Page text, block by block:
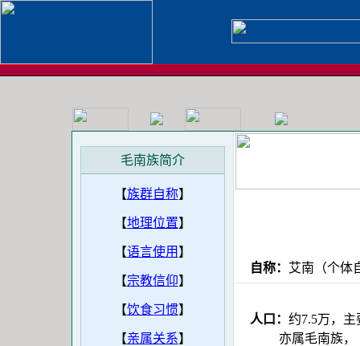
毛南族简介
【族群自称】
【地理位置】
【语言使用 】
【宗教信仰】
【饮食习惯】
【亲属关系】
自称： 艾南（个
人口： 约7.5万，
亦属毛南族， 可